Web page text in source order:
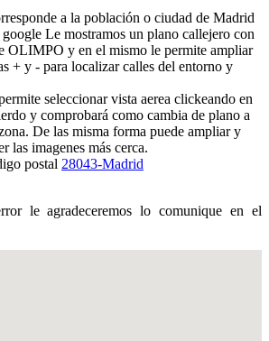
a la población o ciudad de Madrid
Le mostramos un plano callejero con
OLIMPO y en el mismo le permite ampliar
+ y - para localizar calles del entorno y
seleccionar vista aerea clickeando en
y comprobará como cambia de plano a
De las misma forma puede ampliar y
las imagenes más cerca.
postal 28043-Madrid
le agradeceremos lo comunique en el